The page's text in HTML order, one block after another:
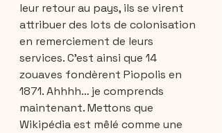
leur retour au pays, ils se virent
attribuer des lots de colonisation
en remerciement de leurs
services. C'est ainsi que 14
zouaves fondèrent Piopolis en
1871. Ahhhh… je comprends
maintenant. Mettons que
Wikipédia est mêlé comme une